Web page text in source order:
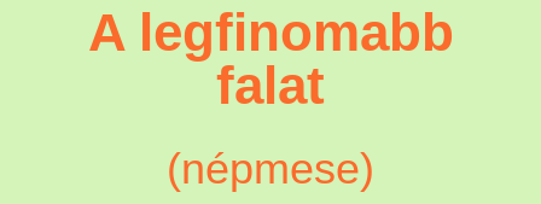
A legfinomabb
falat
(népmese)